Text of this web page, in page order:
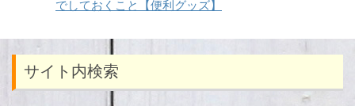
でしておくこと【便利グッズ】
サイト内検索